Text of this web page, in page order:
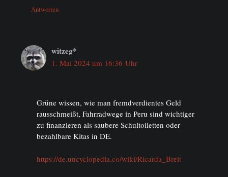
Antworten
witzeg*
1. Mai 2024 um 16:36 Uhr
Grüne wissen, wie man fremdverdientes Geld
rausschmeißt, Fahrradwege in Peru sind wichtiger
zu finanzieren als saubere Schultoiletten oder
bezahlbare Kitas in DE.
https://de.uncyclopedia.co/wiki/Ricarda_Breit